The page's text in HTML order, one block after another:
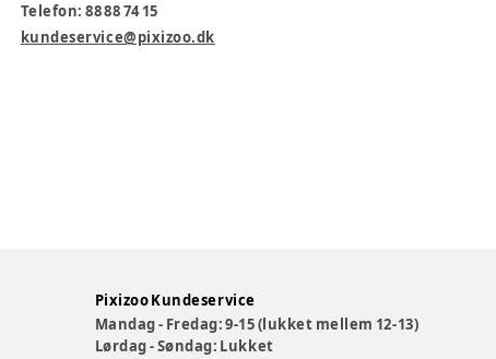
Telefon: 88 88 74 15
kundeservice@pixizoo.dk
Pixizoo Kundeservice
Mandag - Fredag: 9-15 (lukket mellem 12-13)
Lørdag - Søndag: Lukket